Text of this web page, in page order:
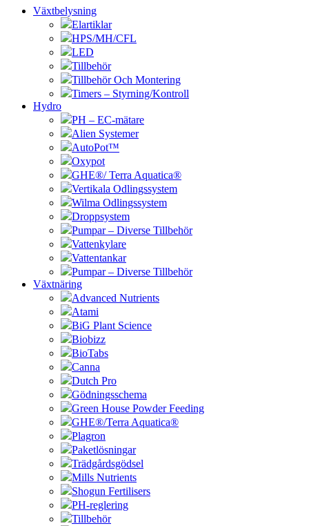
Växtbelysning
Elartiklar
HPS/MH/CFL
LED
Tillbehör
Tillbehör Och Montering
Timers – Styrning/Kontroll
Hydro
PH – EC-mätare
Alien Systemer
AutoPot™
Oxypot
GHE®/ Terra Aquatica®
Vertikala Odlingssystem
Wilma Odlingssystem
Droppsystem
Pumpar – Diverse Tillbehör
Vattenkylare
Vattentankar
Pumpar – Diverse Tillbehör
Växtnäring
Advanced Nutrients
Atami
BiG Plant Science
Biobizz
BioTabs
Canna
Dutch Pro
Gödningsschema
Green House Powder Feeding
GHE®/Terra Aquatica®
Plagron
Paketlösningar
Trädgårdsgödsel
Mills Nutrients
Shogun Fertilisers
PH-reglering
Tillbehör